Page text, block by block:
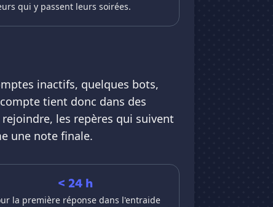
qui y passent leurs soirées.
inactifs, quelques bots,
tient donc dans des
les repères qui suivent
une note finale.
< 24 h
la première réponse dans l'entraide